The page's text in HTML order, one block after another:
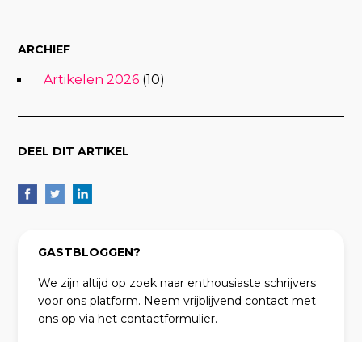
ARCHIEF
Artikelen 2026 (10)
DEEL DIT ARTIKEL
GASTBLOGGEN?
We zijn altijd op zoek naar enthousiaste schrijvers
voor ons platform. Neem vrijblijvend contact met
ons op via het contactformulier.